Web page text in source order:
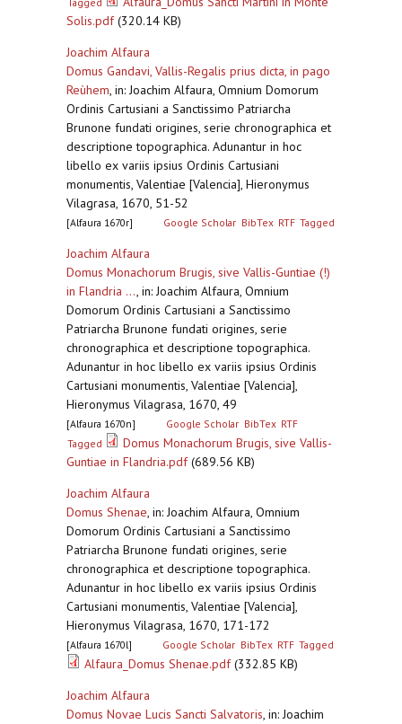
Solis.pdf(320.14 KB)
Joachim Alfaura
Domus Gandavi, Vallis-Regalis prius dicta, in pago
Reùhem, in: Joachim Alfaura, Omnium Domorum
Ordinis Cartusiani a Sanctissimo Patriarcha
Brunone fundati origines, serie chronographica et
descriptione topographica. Adunantur in hoc
libello ex variis ipsius Ordinis Cartusiani
monumentis, Valentiae [Valencia], Hieronymus
Vilagrasa, 1670, 51-52
[Alfaura 1670r] Google Scholar BibTex RTF Tagged
Joachim Alfaura
Domus Monachorum Brugis, sive Vallis-Guntiae (!)
in Flandria ..., in: Joachim Alfaura, Omnium
Domorum Ordinis Cartusiani a Sanctissimo
Patriarcha Brunone fundati origines, serie
chronographica et descriptione topographica.
Adunantur in hoc libello ex variis ipsius Ordinis
Cartusiani monumentis, Valentiae [Valencia],
Hieronymus Vilagrasa, 1670, 49
[Alfaura 1670n] Google Scholar BibTex RTF
Tagged
Domus Monachorum Brugis, sive Vallis-
Guntiae in Flandria.pdf(689.56 KB)
Joachim Alfaura
Domus Shenae, in: Joachim Alfaura, Omnium
Domorum Ordinis Cartusiani a Sanctissimo
Patriarcha Brunone fundati origines, serie
chronographica et descriptione topographica.
Adunantur in hoc libello ex variis ipsius Ordinis
Cartusiani monumentis, Valentiae [Valencia],
Hieronymus Vilagrasa, 1670, 171-172
[Alfaura 1670l] Google Scholar BibTex RTF Tagged
Alfaura_Domus Shenae.pdf(332.85 KB)
Joachim Alfaura
Domus Novae Lucis Sancti Salvatoris, in: Joachim